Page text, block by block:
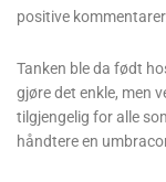
positive kommentarer.
Tanken ble da født
gjøre det enkle, men
tilgjengelig for alle
håndtere en